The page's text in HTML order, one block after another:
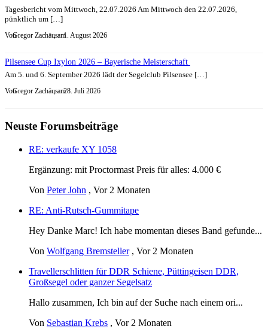
Tagesbericht vom Mittwoch, 22.07.2026 Am Mittwoch den 22.07.2026,
pünktlich um […]
VonGregor Zachäus, am1. August 2026
Pilsensee Cup Ixylon 2026 – Bayerische Meisterschaft
Am 5. und 6. September 2026 lädt der Segelclub Pilsensee […]
VonGregor Zachäus, am28. Juli 2026
Neuste Forumsbeiträge
RE: verkaufe XY 1058
Ergänzung: mit Proctormast Preis für alles: 4.000 €
Von Peter John , Vor 2 Monaten
RE: Anti-Rutsch-Gummitape
Hey Danke Marc! Ich habe momentan dieses Band gefunde...
Von Wolfgang Bremsteller, Vor 2 Monaten
Travellerschlitten für DDR Schiene, Püttingeisen DDR,
Großsegel oder ganzer Segelsatz
Hallo zusammen, Ich bin auf der Suche nach einem ori...
Von Sebastian Krebs , Vor 2 Monaten